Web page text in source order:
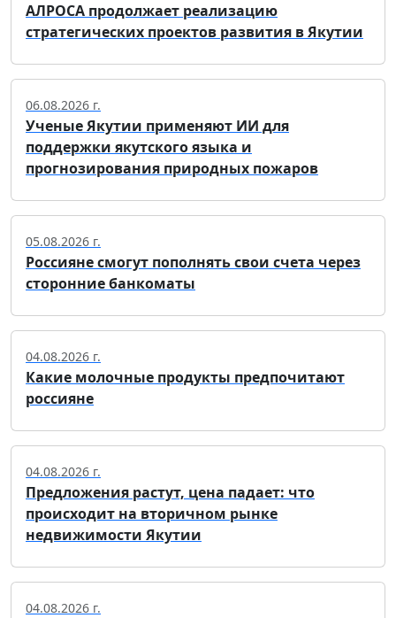
АЛРОСА продолжает реализацию
стратегических проектов развития в Якутии
06.08.2026 г.
Ученые Якутии применяют ИИ для
поддержки якутского языка и
прогнозирования природных пожаров
05.08.2026 г.
Россияне смогут пополнять свои счета через
сторонние банкоматы
04.08.2026 г.
Какие молочные продукты предпочитают
россияне
04.08.2026 г.
Предложения растут, цена падает: что
происходит на вторичном рынке
недвижимости Якутии
04.08.2026 г.